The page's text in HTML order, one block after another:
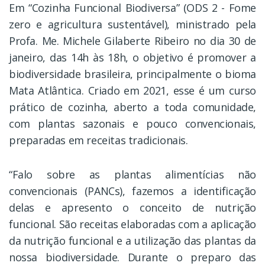
Em “Cozinha Funcional Biodiversa” (ODS 2 - Fome
zero e agricultura sustentável), ministrado pela
Profa. Me. Michele Gilaberte Ribeiro no dia 30 de
janeiro, das 14h às 18h, o objetivo é promover a
biodiversidade brasileira, principalmente o bioma
Mata Atlântica. Criado em 2021, esse é um curso
prático de cozinha, aberto a toda comunidade,
com plantas sazonais e pouco convencionais,
preparadas em receitas tradicionais.
“Falo sobre as plantas alimentícias não
convencionais (PANCs), fazemos a identificação
delas e apresento o conceito de nutrição
funcional. São receitas elaboradas com a aplicação
da nutrição funcional e a utilização das plantas da
nossa biodiversidade. Durante o preparo das